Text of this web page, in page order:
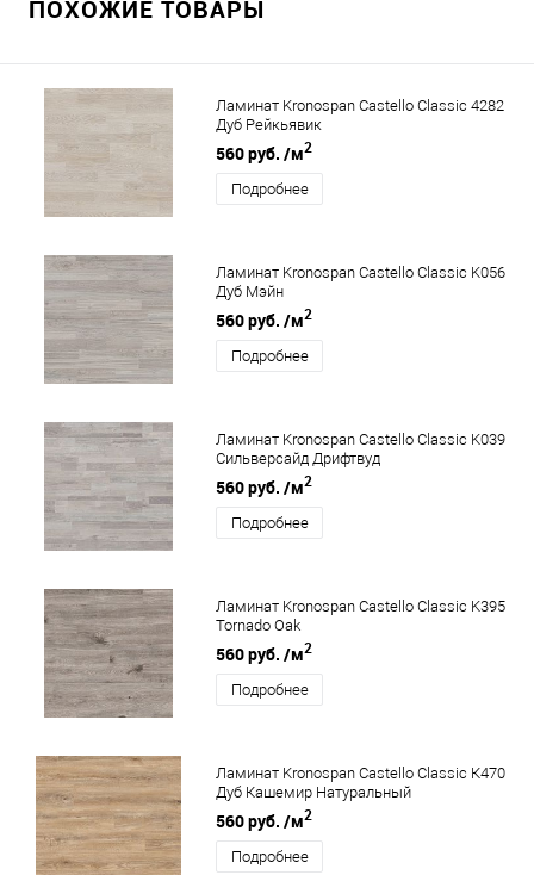
ПОХОЖИЕ ТОВАРЫ
Ламинат Kronospan Castello Classic 4282
Дуб Рейкьявик
560 руб. /м2
Подробнее
Ламинат Kronospan Castello Classic K056
Дуб Мэйн
560 руб. /м2
Подробнее
Ламинат Kronospan Castello Classic K039
Сильверсайд Дрифтвуд
560 руб. /м2
Подробнее
Ламинат Kronospan Castello Classic K395
Tornado Oak
560 руб. /м2
Подробнее
Ламинат Kronospan Castello Classic К470
Дуб Кашемир Натуральный
560 руб. /м2
Подробнее